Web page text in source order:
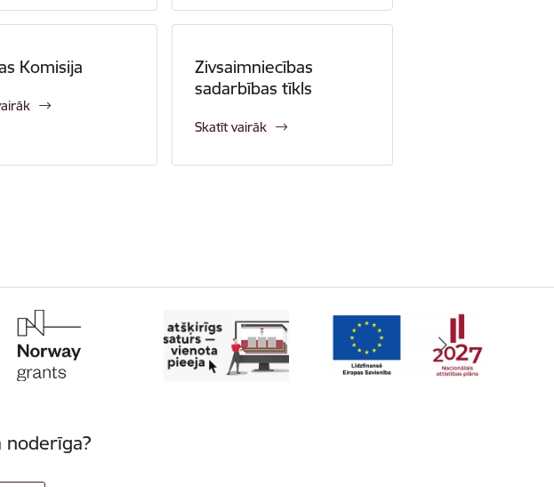
Komisija
Zivsaimniecības
sadarbības tīkls
Skatīt vairāk
noderīga?